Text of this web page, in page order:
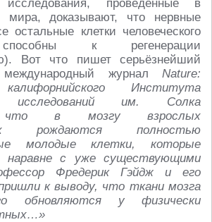
проведённые в
мира, доказывают, что нервные
остальные клетки человеческого
к регенерации
Вот что пишет серьёзнейший
международный журнал Nature:
Института
исследований им. Солка
что в мозгу взрослых
рождаются полностью
молодые клетки, которые
наравне с уже существующими
Фредерик Гэйдж и его
к выводу, что ткани мозга
обновляются у физически